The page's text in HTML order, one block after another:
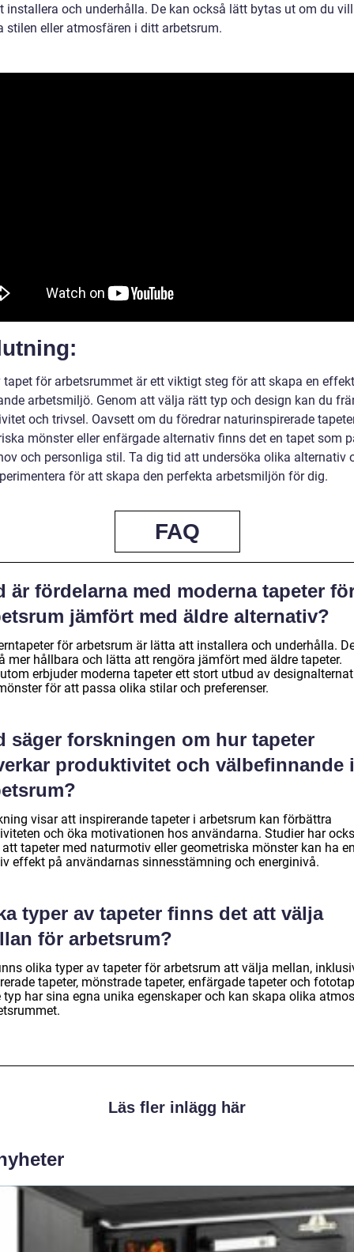
installera och underhålla. De kan också lätt bytas ut om du vill
stilen eller atmosfären i ditt arbetsrum.
tapet för arbetsrummet är ett viktigt steg för att skapa en
arbetsmiljö. Genom att välja rätt typ och design kan du
och trivsel. Oavsett om du föredrar naturinspirerade
mönster eller enfärgade alternativ finns det en tapet som
och personliga stil. Ta dig tid att undersöka olika alternativ
för att skapa den perfekta arbetsmiljön för dig.
FAQ
är fördelarna med moderna tapeter
jämfört med äldre alternativ?
för arbetsrum är lätta att installera och underhålla.
mer hållbara och lätta att rengöra jämfört med äldre tapeter.
erbjuder moderna tapeter ett stort utbud av
för att passa olika stilar och preferenser.
säger forskningen om hur tapeter
produktivitet och välbefinnande i
visar att inspirerande tapeter i arbetsrum kan förbättra
och öka motivationen hos användarna. Studier har
tapeter med naturmotiv eller geometriska mönster kan ha
effekt på användarnas sinnesstämning och energinivå.
typer av tapeter finns det att välja
för arbetsrum?
olika typer av tapeter för arbetsrum att välja mellan,
tapeter, mönstrade tapeter, enfärgade tapeter och
typ har sina egna unika egenskaper och kan skapa olika
Läs fler inlägg här